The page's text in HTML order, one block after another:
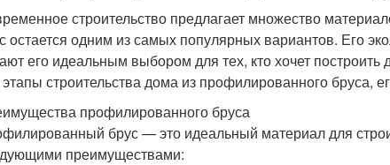
строительство предлагает множество
остается одним из самых популярных вариантов. Его
его идеальным выбором для тех, кто хочет
этапы строительства дома из профилированного бруса,
профилированного бруса
брус — это идеальный материал для
преимуществами: